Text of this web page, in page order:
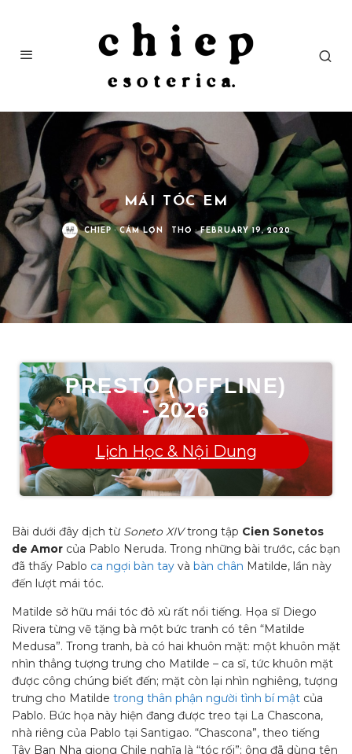
MÁI TÓC EM
CHIEP · CÁM LỢN THƠ · FEBRUARY 19, 2020
PRESTO (OFFLINE)
- 2026
Lịch Học & Nội Dung
Bài dưới đây dịch từ Soneto XIVtrong tập Cien Sonetos
de Amor của Pablo Neruda. Trong những bài trước, các bạn
đã thấy Pablo ca ngợi bàn tay và bàn chân Matilde, lần này
đến lượt mái tóc.
Matilde sở hữu mái tóc đỏ xù rất nổi tiếng. Họa sĩ Diego
Rivera từng vẽ tặng bà một bức tranh có tên “Matilde
Medusa”. Trong tranh, bà có hai khuôn mặt: một khuôn mặt
nhìn thẳng tượng trưng cho Matilde – ca sĩ, tức khuôn mặt
được công chúng biết đến; mặt còn lại nhìn nghiêng, tượng
trưng cho Matilde trong thân phận người tình bí mật của
Pablo. Bức họa này hiện đang được treo tại La Chascona,
nhà riêng của Pablo tại Santigao. “Chascona”, theo tiếng
Tây Ban Nha giọng Chile nghĩa là “tóc rối”; ông đã dùng tên